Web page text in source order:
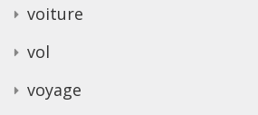
voiture
vol
voyage